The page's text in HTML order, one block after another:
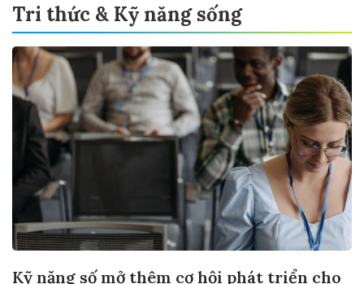
Tri thức & Kỹ năng sống
Kỹ năng số mở thêm cơ hội phát triển cho